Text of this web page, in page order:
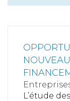
L’étude